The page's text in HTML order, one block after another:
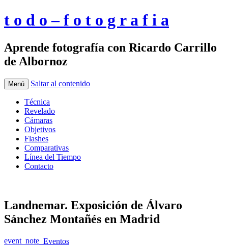
t o d o – f o t o g r a f i a
Aprende fotografía con Ricardo Carrillo
de Albornoz
Menú Saltar al contenido
Técnica
Revelado
Cámaras
Objetivos
Flashes
Comparativas
Línea del Tiempo
Contacto
Landnemar. Exposición de Álvaro
Sánchez Montañés en Madrid
event_note Eventos